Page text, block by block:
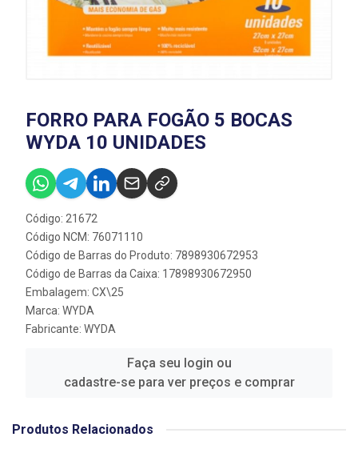
FORRO PARA FOGÃO 5 BOCAS
WYDA 10 UNIDADES
Código: 21672
Código NCM: 76071110
Código de Barras do Produto: 7898930672953
Código de Barras da Caixa: 17898930672950
Embalagem: CX\25
Marca: WYDA
Fabricante: WYDA
Faça seu login ou
cadastre-se para ver preços e comprar
Produtos Relacionados